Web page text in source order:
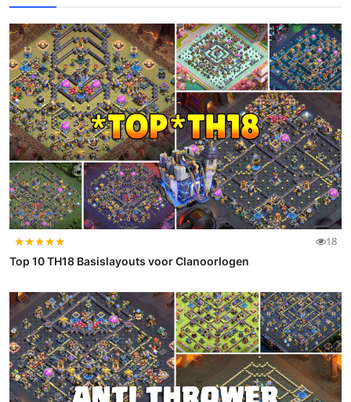
★★★★★ 18
Top 10 TH18 Basislayouts voor Clanoorlogen